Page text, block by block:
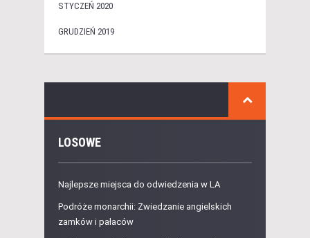
STYCZEŃ 2020
GRUDZIEŃ 2019
LOSOWE
Najlepsze miejsca do odwiedzenia w LA
Podróże monarchii: Zwiedzanie angielskich
zamków i pałaców